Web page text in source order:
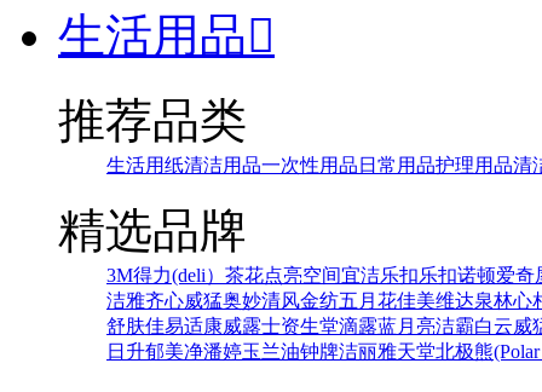
生活用品
推荐品类
生活用纸清洁用品一次性用品 日常用品护理用品清
精选品牌
3M得力(deli） 茶花点亮空间宜洁乐扣乐扣诺顿爱奇
洁雅齐心威猛奥妙清风金纺五月花佳美维达泉林心
舒肤佳易适康威露士资生堂滴露蓝月亮洁霸白云威
日升郁美净潘婷玉兰油钟牌洁丽雅天堂北极熊(Polar